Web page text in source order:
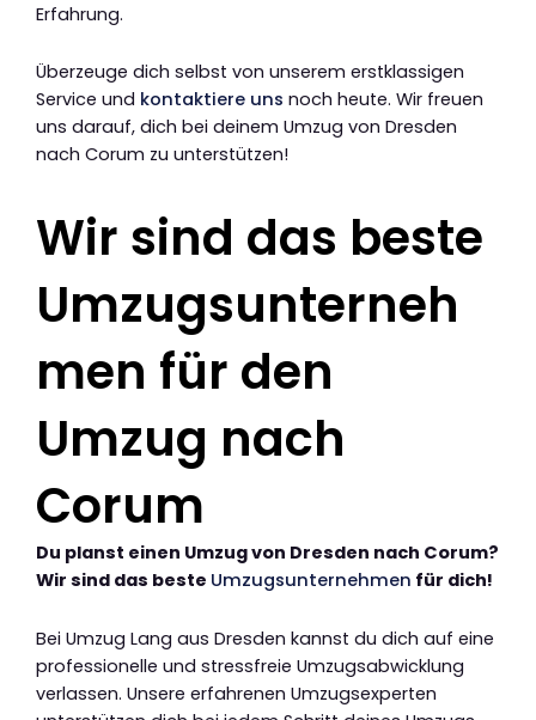
Erfahrung.
Überzeuge dich selbst von unserem erstklassigen
Service und kontaktiere uns noch heute. Wir freuen
uns darauf, dich bei deinem Umzug von Dresden
nach Corum zu unterstützen!
Wir sind das beste
Umzugsunterneh
men für den
Umzug nach
Corum
Du planst einen Umzug von Dresden nach Corum?
Wir sind das beste Umzugsunternehmen für dich!
Bei Umzug Lang aus Dresden kannst du dich auf eine
professionelle und stressfreie Umzugsabwicklung
verlassen. Unsere erfahrenen Umzugsexperten